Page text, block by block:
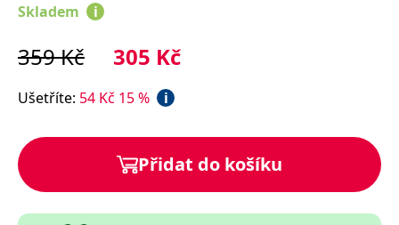
Manipulujeme neustále. Jako děti, kolegové, partneři,
rodiče… Manipulace přitom nemusí být nemorální a
nemusí škodit ostatním, i když z ní sami máme
prospěch. Proto se manipulace nebojte!
prozrazuje nejúčinnější manipulativní techniky a triky.
Dozvíte se, jak si umět vynutit souhlas, jak vzbudit
sympatie, ukončit nepříjemné diskuze nebo jak
využívat podvodné argumenty a manipulativní řeč
Skladem i
359Kč 305 Kč
Ušetříte: 54 Kč 15% i
Přidat do košíku